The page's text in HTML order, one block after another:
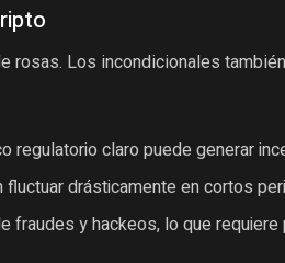
rosas. Los incondicionales
regulatorio claro puede generar
drásticamente en cortos
fraudes y hackeos, lo que requiere